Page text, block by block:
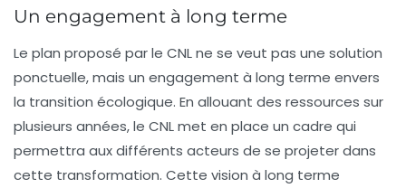
Un engagement à long terme
Le plan proposé par le CNL ne se veut pas une solution
ponctuelle, mais un engagement à long terme envers
la transition écologique. En allouant des ressources sur
plusieurs années, le CNL met en place un cadre qui
permettra aux différents acteurs de se projeter dans
cette transformation. Cette vision à long terme